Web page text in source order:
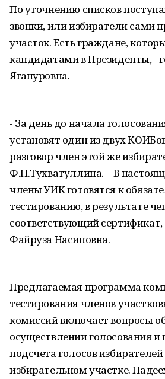
По уточнению списков
звонки, или избиратели сами
участок. Есть граждане,
кандидатами в Президенты, -
Ягануровна.
- За день до начала
установят один из двух
разговор член этой же
Ф.Н.Тухватуллина. – В
члены УИК готовятся к
тестированию, в результате
соответствующий сертификат,
Файруза Насиповна.
Предлагаемая программа
тестирования членов
комиссий включает вопросы
осуществлении голосования и
подсчета голосов избирателей
избирательном участке.